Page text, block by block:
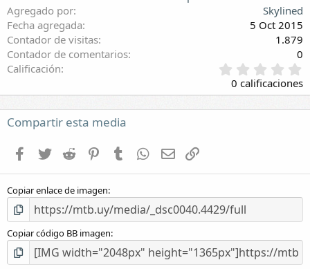
Agregado por
Skylined
Fecha agregada
5 Oct 2015
Contador de visitas
1.879
Contador de comentarios
0
Calificación
,
0
0
(
)
0 calificaciones
Compartir esta media
Facebook
Twitter Reddit PinterestTumblr WhatsApp
E-mail
Copiar enlace de imagen
Copiar código BB imagen